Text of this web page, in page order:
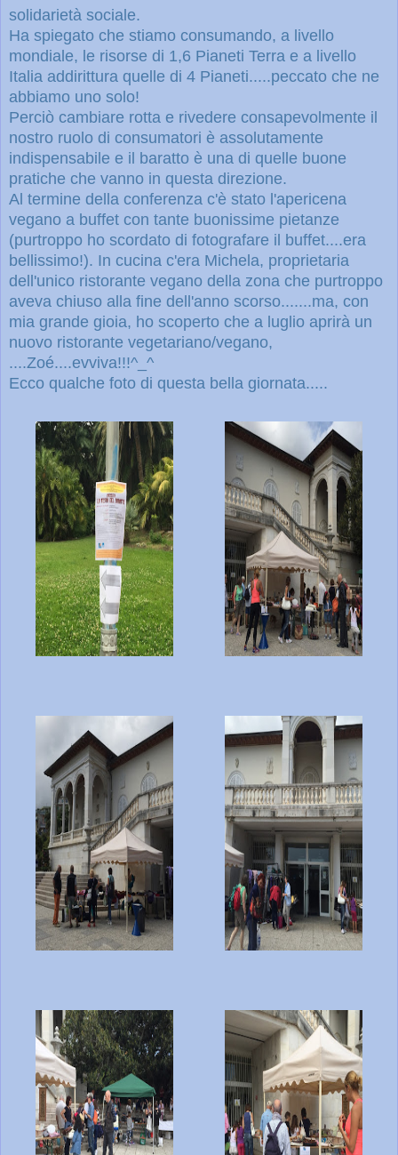
solidarietà sociale.
Ha spiegato che stiamo consumando, a livello
mondiale, le risorse di 1,6 Pianeti Terra e a livello
Italia addirittura quelle di 4 Pianeti.....peccato che ne
abbiamo uno solo!
Perciò cambiare rotta e rivedere consapevolmente il
nostro ruolo di consumatori è assolutamente
indispensabile e il baratto è una di quelle buone
pratiche che vanno in questa direzione.
Al termine della conferenza c'è stato l'apericena
vegano a buffet con tante buonissime pietanze
(purtroppo ho scordato di fotografare il buffet....era
bellissimo!). In cucina c'era Michela, proprietaria
dell'unico ristorante vegano della zona che purtroppo
aveva chiuso alla fine dell'anno scorso.......ma, con
mia grande gioia, ho scoperto che a luglio aprirà un
nuovo ristorante vegetariano/vegano,
....Zoé....evviva!!!^_^
Ecco qualche foto di questa bella giornata.....